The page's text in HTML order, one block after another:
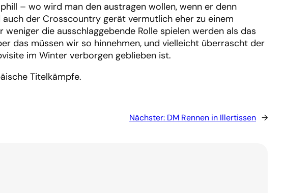
– wo wird man den austragen wollen, wenn er denn
der Crosscountry gerät vermutlich eher zu einem
die ausschlaggebende Rolle spielen werden als das
das müssen wir so hinnehmen, und vielleicht überrascht der
im Winter verborgen geblieben ist.
Titelkämpfe.
Nächster: DM Rennen in Illertissen →